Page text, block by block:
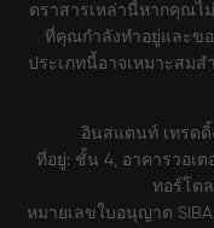
ตราสารเหล่านี้หากคุณไ
ที่คุณกำลังทำอยู่และขอ
ประเภทนี้อาจเหมาะสม
อินสแตนท์ เทรดดิ้
ที่อยู่: ชั้น 4, อาคารวอเต
ทอร์โต
หมายเลขใบอนุญาต